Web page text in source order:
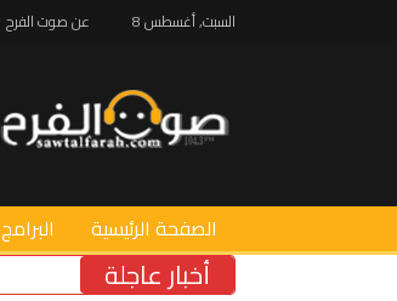
السبت, أغسطس 8 عن صوت الفرح
الصفحة الرئيسية البرامج
أخبار عاجلة